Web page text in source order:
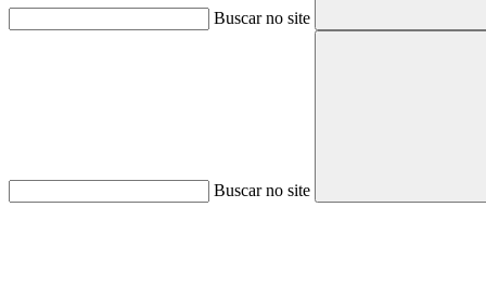
Buscar no site
Buscar no site